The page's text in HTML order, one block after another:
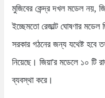
মুজিবের কেন্দ্র দখল মডেল নয়,
ইচ্ছেমতো রেজাল্ট ঘোষণার
সরকার গঠনের জন্য যথেষ্ট
নিয়েছে। জিয়া'র মডেলে ১০ টি
ব্যবস্থা করে।